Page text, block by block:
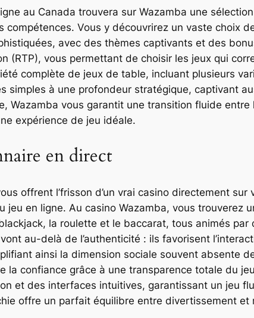
au Canada trouvera sur Wazamba une
Vous y découvrirez un vaste choix
avec des thèmes captivants et des
(RTP), vous permettant de choisir les jeux qui
complète de jeux de table, incluant plusieurs
simples à une profondeur stratégique, captivant
Wazamba vous garantit une transition fluide
expérience de jeu idéale.
en direct
offrent l’frisson d’un vrai casino directement
en ligne. Au casino Wazamba, vous trouverez
la roulette et le baccarat, tous animés
au-delà de l’authenticité : ils favorisent
ainsi la dimension sociale souvent absente
la confiance grâce à une transparence totale du
et des interfaces intuitives, garantissant un jeu
offre un parfait équilibre entre divertissement et